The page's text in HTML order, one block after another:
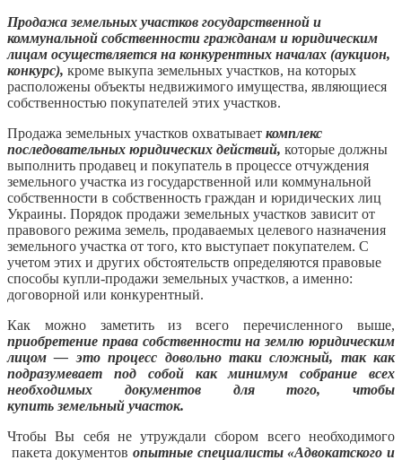
Продажа земельных участков государственной и
коммунальной собственности гражданам и юридическим
лицам осуществляется на конкурентных началах (аукцион,
конкурс), кроме выкупа земельных участков, на которых
расположены объекты недвижимого имущества, являющиеся
собственностью покупателей этих участков.
Продажа земельных участков охватывает комплекс
последовательных юридических действий, которые должны
выполнить продавец и покупатель в процессе отчуждения
земельного участка из государственной или коммунальной
собственности в собственность граждан и юридических лиц
Украины. Порядок продажи земельных участков зависит от
правового режима земель, продаваемых целевого назначения
земельного участка от того, кто выступает покупателем. С
учетом этих и других обстоятельств определяются правовые
способы купли-продажи земельных участков, а именно:
договорной или конкурентный.
Как можно заметить из всего перечисленного выше,
приобретение права собственности на землю юридическим
лицом — это процесс довольно таки сложный, так как
подразумевает под собой как минимум собрание всех
необходимых документов для того, чтобы
купить земельный участок.
Чтобы Вы себя не утруждали сбором всего необходимого
пакета документов опытные специалисты «Адвокатского и